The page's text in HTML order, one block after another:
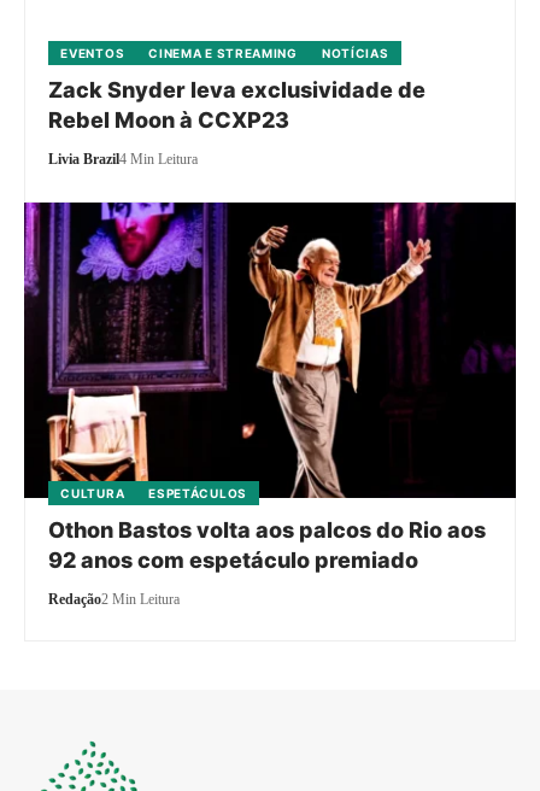
EVENTOS CINEMA E STREAMING NOTÍCIAS
Zack Snyder leva exclusividade de
Rebel Moon à CCXP23
Livia Brazil4 Min Leitura
CULTURA ESPETÁCULOS
Othon Bastos volta aos palcos do Rio aos
92 anos com espetáculo premiado
Redação2 Min Leitura